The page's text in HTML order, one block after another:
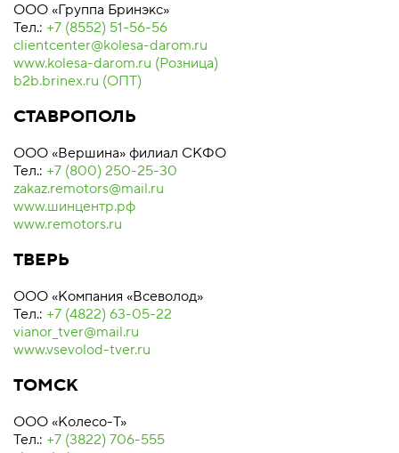
ООО «Группа Бринэкс»
Тел.: +7 (8552) 51-56-56
clientcenter@kolesa-darom.ru
www.kolesa-darom.ru (Розница)
b2b.brinex.ru (ОПТ)
СТАВРОПОЛЬ
ООО «Вершина» филиал СКФО
Тел.: +7 (800) 250-25-30
zakaz.remotors@mail.ru
www.шинцентр.рф
www.remotors.ru
ТВЕРЬ
ООО «Компания «Всеволод»
Тел.: +7 (4822) 63-05-22
vianor_tver@mail.ru
www.vsevolod-tver.ru
ТОМСК
ООО «Колесо-Т»
Тел.: +7 (3822) 706-555